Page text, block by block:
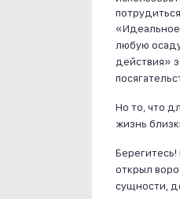
любую
действия»
Но то, что
жизнь
открыл
сущности,